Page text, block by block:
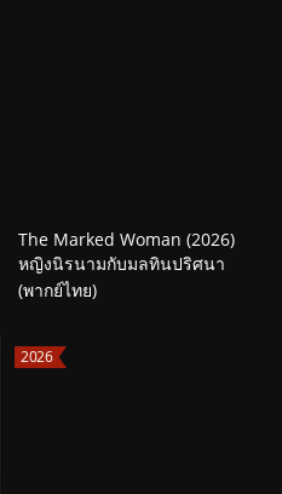
The Marked Woman (2026)
หญิงนิรนามกับมลทินปริศนา
(พากย์ไทย)
2026